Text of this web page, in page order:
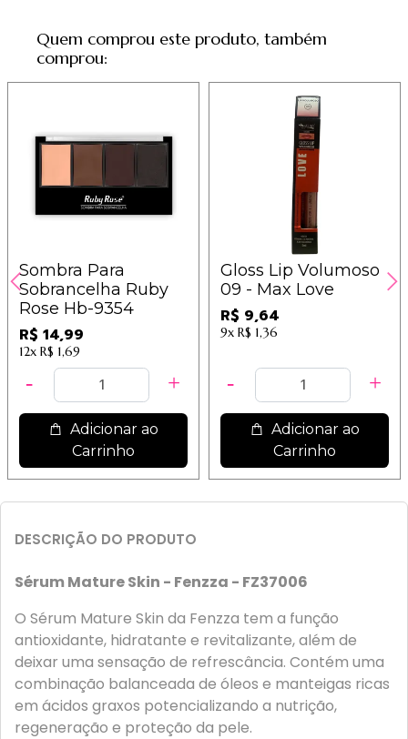
Quem comprou este produto, também
comprou:
Sombra Para
Sobrancelha Ruby
Rose Hb-9354
R$ 14,99
12x R$ 1,69
Adicionar ao
Carrinho
Gloss Lip Volumoso
09 - Max Love
R$ 9,64
9x R$ 1,36
Adicionar ao
Carrinho
DESCRIÇÃO DO PRODUTO
Sérum Mature Skin - Fenzza - FZ37006
O Sérum Mature Skin da Fenzza tem a função
antioxidante, hidratante e revitalizante, além de
deixar uma sensação de refrescância. Contém uma
combinação balanceada de óleos e manteigas ricas
em ácidos graxos potencializando a nutrição,
regeneração e proteção da pele.